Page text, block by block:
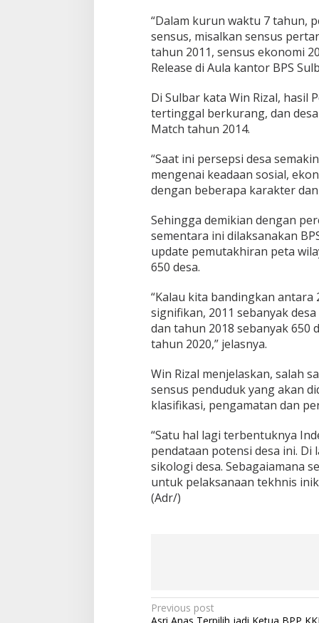
“Dalam kurun waktu 7 tahun,
sensus, misalkan sensus
tahun 2011, sensus ekonomi
Release di Aula kantor BPS
Di Sulbar kata Win Rizal, hasil
tertinggal berkurang, dan
Match tahun 2014.
“Saat ini persepsi desa
mengenai keadaan sosial,
dengan beberapa karakter
Sehingga demikian dengan
sementara ini dilaksanakan
update pemutakhiran peta
650 desa.
“Kalau kita bandingkan antara
signifikan, 2011 sebanyak
dan tahun 2018 sebanyak 650
tahun 2020,” jelasnya.
Win Rizal menjelaskan, salah
sensus penduduk yang akan
klasifikasi, pengamatan dan
“Satu hal lagi terbentuknya
pendataan potensi desa ini.
sikologi desa. Sebagaiamana
untuk pelaksanaan tekhnis
(Adr/)
P
Previous post